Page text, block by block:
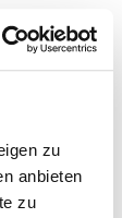
zu
anbieten
zu